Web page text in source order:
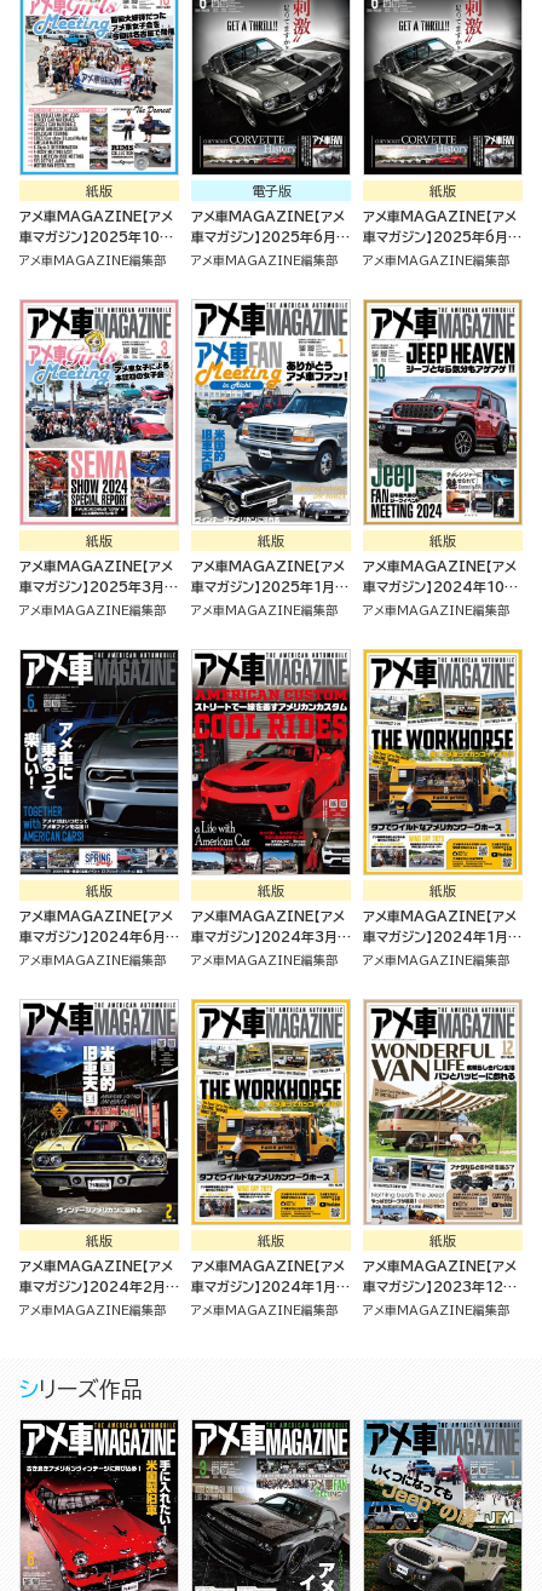
紙版
アメ車MAGAZINE【アメ
車マガジン】2025年10月
号 [雑誌]
アメ車MAGAZINE編集部
電子版
アメ車MAGAZINE【アメ
車マガジン】2025年6月号
[雑誌]
アメ車MAGAZINE編集部
紙版
アメ車MAGAZINE【アメ
車マガジン】2025年6月号
[雑誌]
アメ車MAGAZINE編集部
紙版
アメ車MAGAZINE【アメ
車マガジン】2025年3月号
[雑誌]
アメ車MAGAZINE編集部
紙版
アメ車MAGAZINE【アメ
車マガジン】2025年1月号
[雑誌]
アメ車MAGAZINE編集部
紙版
アメ車MAGAZINE【アメ
車マガジン】2024年10月
号 [雑誌]
アメ車MAGAZINE編集部
紙版
アメ車MAGAZINE【アメ
車マガジン】2024年6月号
[雑誌]
アメ車MAGAZINE編集部
紙版
アメ車MAGAZINE【アメ
車マガジン】2024年3月号
[雑誌]
アメ車MAGAZINE編集部
紙版
アメ車MAGAZINE【アメ
車マガジン】2024年1月号
[雑誌]
アメ車MAGAZINE編集部
紙版
アメ車MAGAZINE【アメ
車マガジン】2024年2月号
[雑誌]
アメ車MAGAZINE編集部
紙版
アメ車MAGAZINE【アメ
車マガジン】2024年1月号
[雑誌]
アメ車MAGAZINE編集部
紙版
アメ車MAGAZINE【アメ
車マガジン】2023年12月
号 [雑誌]
アメ車MAGAZINE編集部
シリーズ作品